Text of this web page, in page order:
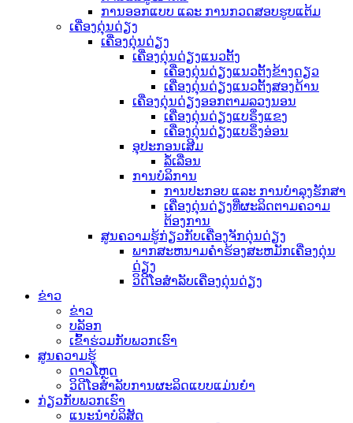
ການອອກແບບ ແລະ ການກວດສອບຮູບແຕ້ມ
ເຄື່ອງດຸ່ນດ່ຽງ
ເຄື່ອງດຸ່ນດ່ຽງ
ເຄື່ອງດຸ່ນດ່ຽງແນວຕັ້ງ
ເຄື່ອງດຸ່ນດ່ຽງແນວຕັ້ງຂ້າງດຽວ
ເຄື່ອງດຸ່ນດ່ຽງແນວຕັ້ງສອງດ້ານ
ເຄື່ອງດຸ່ນດ່ຽງອອກຕາມລວງນອນ
ເຄື່ອງດຸ່ນດ່ຽງແບຣິ່ງແຂງ
ເຄື່ອງດຸ່ນດ່ຽງແບຣິ່ງອ່ອນ
ອຸປະກອນເສີມ
ລໍ້ເລື່ອນ
ການບໍລິການ
ການປະກອບ ແລະ ການບຳລຸງຮັກສາ
ເຄື່ອງດຸ່ນດ່ຽງທີ່ຜະລິດຕາມຄວາມ
ຕ້ອງການ
ສູນຄວາມຮູ້ກ່ຽວກັບເຄື່ອງຈັກດຸ່ນດ່ຽງ
ພາກສະຫນາມຄໍາຮ້ອງສະຫມັກເຄື່ອງດຸ່ນ
ດ່ຽງ
ວິດີໂອສຳລັບເຄື່ອງດຸ່ນດ່ຽງ
ຂ່າວ
ຂ່າວ
ບລັອກ
ເຂົ້າຮ່ວມກັບພວກເຮົາ
ສູນຄວາມຮູ້
ດາວໂຫຼດ
ວິດີໂອສຳລັບການຜະລິດແບບແມ່ນຍຳ
ກ່ຽວກັບພວກເຮົາ
ແນະນໍາບໍລິສັດ